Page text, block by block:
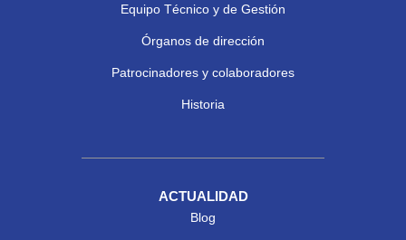
Equipo Técnico y de Gestión
Órganos de dirección
Patrocinadores y colaboradores
Historia
ACTUALIDAD
Blog